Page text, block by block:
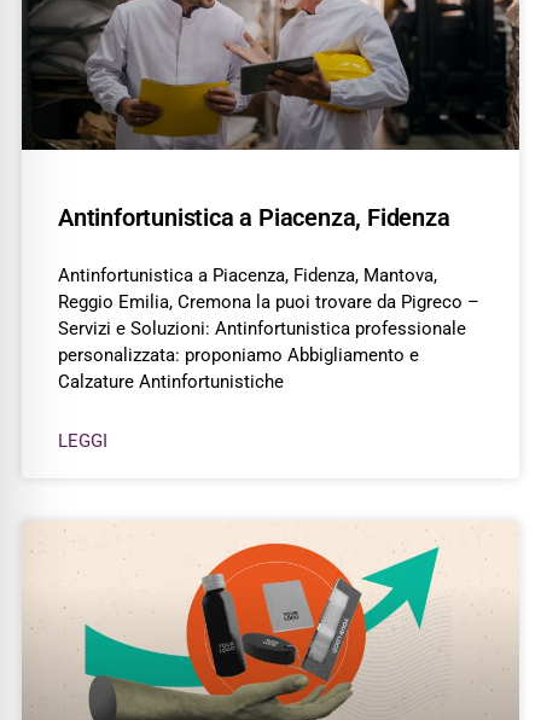
Antinfortunistica a Piacenza, Fidenza
Antinfortunistica a Piacenza, Fidenza, Mantova,
Reggio Emilia, Cremona la puoi trovare da Pigreco –
Servizi e Soluzioni: Antinfortunistica professionale
personalizzata: proponiamo Abbigliamento e
Calzature Antinfortunistiche
LEGGI